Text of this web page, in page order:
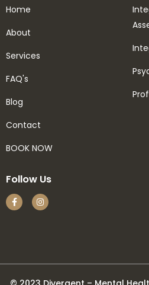
Home
About
Services
FAQ's
Blog
Contact
BOOK NOW
Follow Us